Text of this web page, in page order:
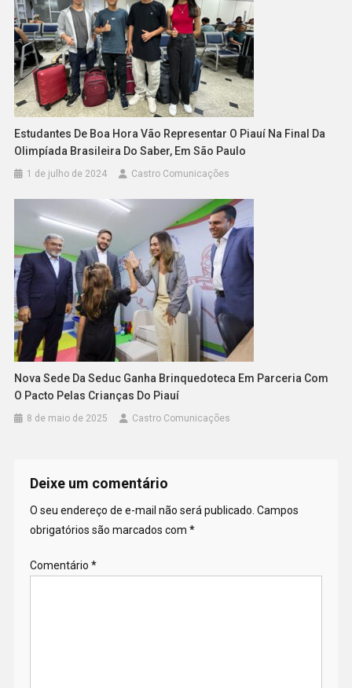
Estudantes De Boa Hora Vão Representar O Piauí Na Final Da
Olimpíada Brasileira Do Saber, Em São Paulo
1 de julho de 2024 Castro Comunicações
Nova Sede Da Seduc Ganha Brinquedoteca Em Parceria Com
O Pacto Pelas Crianças Do Piauí
8 de maio de 2025 Castro Comunicações
Deixe um comentário
O seu endereço de e-mail não será publicado. Campos
obrigatórios são marcados com *
Comentário *